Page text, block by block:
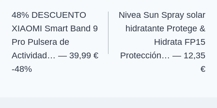
de
entradas
48% DESCUENTO
XIAOMI Smart Band 9
Pro Pulsera de
Actividad… — 39,99 €
-48%
Nivea Sun Spray solar
hidratante Protege &
Hidrata FP15
Protección… — 12,35
€